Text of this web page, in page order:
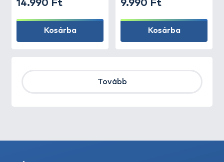
14.990 Ft
Kosárba
9.990 Ft
Kosárba
Tovább